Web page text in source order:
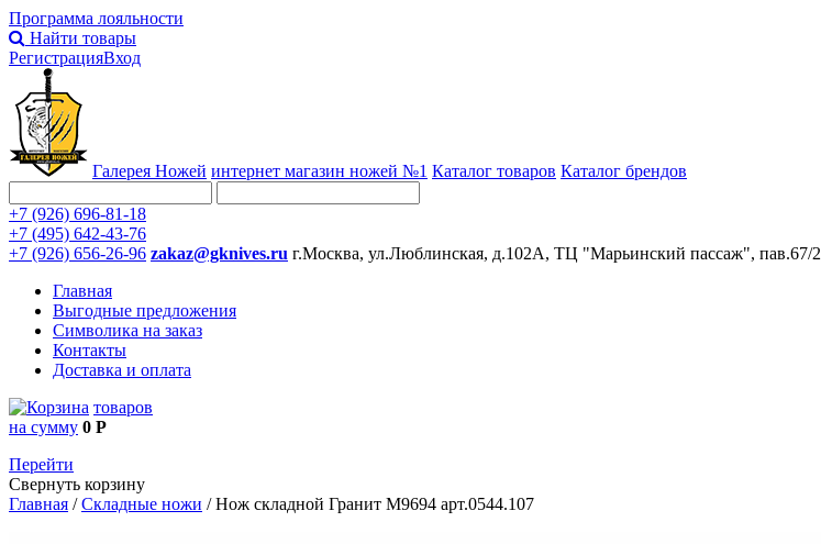
Программа лояльности
Найти товары
РегистрацияВход
Галерея Ножей интернет магазин ножей №1 Каталог товаров Каталог брендов
+7 (926) 696-81-18
+7 (495) 642-43-76
+7 (926) 656-26-96 zakaz@gknives.ru г.Москва, ул.Люблинская, д.102А, ТЦ "Марьинский пассаж", пав.67/2
Главная
Выгодные предложения
Символика на заказ
Контакты
Доставка и оплата
товаров
на сумму 0 Р
Перейти
Свернуть корзину
Главная /Складные ножи /Нож складной Гранит M9694 арт.0544.107